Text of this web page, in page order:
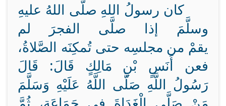
كان رسولُ اللهِ صلَّى اللهُ عليهِ
وسلَّمَ إذا
صلَّى
الفجرَ لم
يقمْ من مجلسِه حتى تُمكِنَه الصَّلاةُ،
فعن أَنَسٍ بْنِ مَالِكٍ قَالَ: قَالَ
رَسُولُ اللَّهِ صَلَّى اللَّهُ عَلَيْهِ وَسَلَّمَ